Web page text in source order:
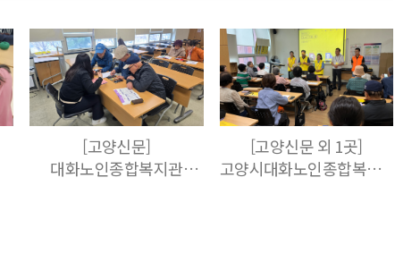
[고양신문]
대화노인종합복지관
[고양신문 외 1곳]
고양시대화노인종합복지관